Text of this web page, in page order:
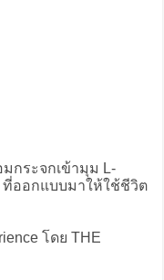
มกระจกเข้ามุม L-
ที่ออกแบบมาให้ใช้ชีวิต
โดย THE